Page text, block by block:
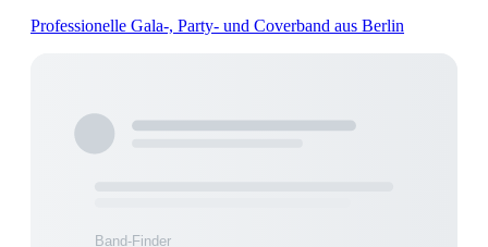
Professionelle Gala-, Party- und Coverband aus Berlin